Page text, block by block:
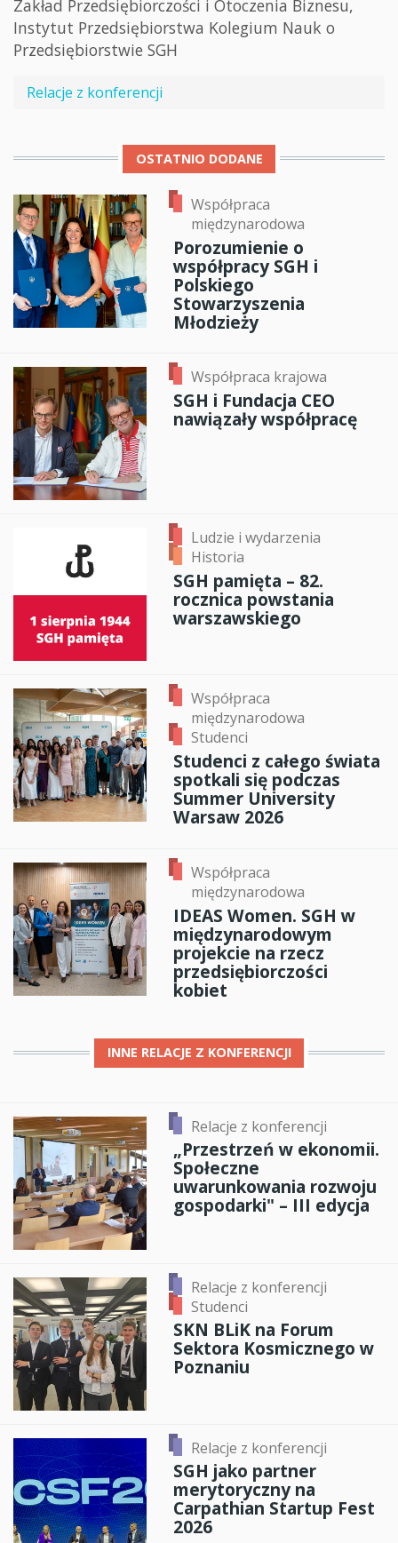
Zakład Przedsiębiorczości i Otoczenia Biznesu,
Instytut Przedsiębiorstwa Kolegium Nauk o
Przedsiębiorstwie SGH
Relacje z konferencji
OSTATNIO DODANE
Współpraca
międzynarodowa
Porozumienie o
współpracy SGH i
Polskiego
Stowarzyszenia
Młodzieży
Współpraca krajowa
SGH i Fundacja CEO
nawiązały współpracę
Ludzie i wydarzenia
Historia
SGH pamięta – 82.
rocznica powstania
warszawskiego
Współpraca
międzynarodowa
Studenci
Studenci z całego świata
spotkali się podczas
Summer University
Warsaw 2026
Współpraca
międzynarodowa
IDEAS Women. SGH w
międzynarodowym
projekcie na rzecz
przedsiębiorczości
kobiet
INNE RELACJE Z KONFERENCJI
Relacje z konferencji
„Przestrzeń w ekonomii.
Społeczne
uwarunkowania rozwoju
gospodarki" – III edycja
Relacje z konferencji
Studenci
SKN BLiK na Forum
Sektora Kosmicznego w
Poznaniu
Relacje z konferencji
SGH jako partner
merytoryczny na
Carpathian Startup Fest
2026